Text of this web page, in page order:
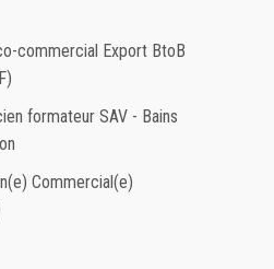
commercial Export BtoB
formateur SAV - Bains
Commercial(e)